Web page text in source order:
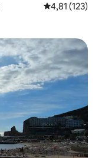
Средна
4,81 (123)